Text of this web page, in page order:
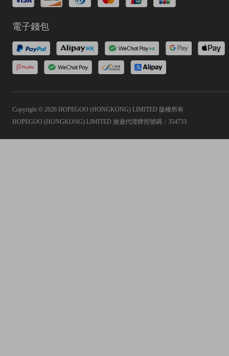
電子錢包
Copyright © 2026 HOPEGOO (HONGKONG) LIMITED 版權所有
HOPEGOO (HONGKONG) LIMITED 旅遊代理牌照號碼：354733